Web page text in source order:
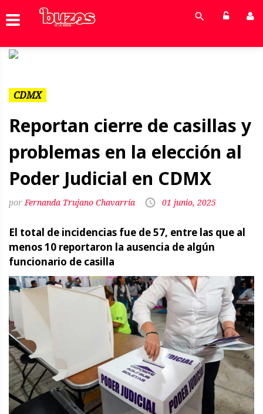
CDMX
Reportan cierre de casillas y
problemas en la elección al
Poder Judicial en CDMX
Fernanda Trujano Chavarría 01 junio, 2025
El total de incidencias fue de 57, entre las que al
menos 10 reportaron la ausencia de algún
funcionario de casilla